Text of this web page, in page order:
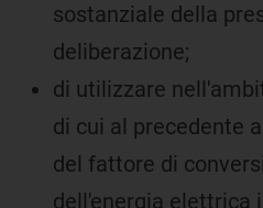
sostanziale della
deliberazione;
di utilizzare
di cui al precedente
del fattore di
dell'energia elettrica